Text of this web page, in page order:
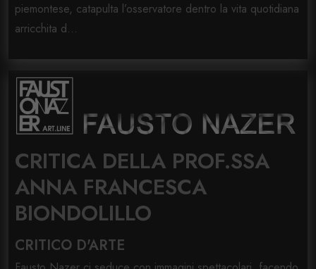
piemontese, catapulta l’osservatore dentro la vita quotidiana
arricchita d...
CRITICA DELLA PROF.SSA
ANNA FRANCESCA
BIONDOLILLO
CRITICO D'ARTE